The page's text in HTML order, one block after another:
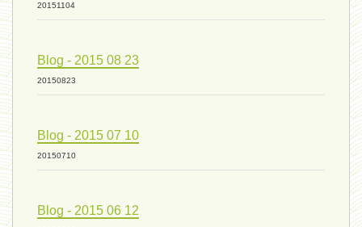
20151104
Blog - 2015 08 23
20150823
Blog - 2015 07 10
20150710
Blog - 2015 06 12